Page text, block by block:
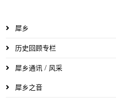
犀乡
历史回顾专栏
犀乡通讯 / 风采
犀乡之音